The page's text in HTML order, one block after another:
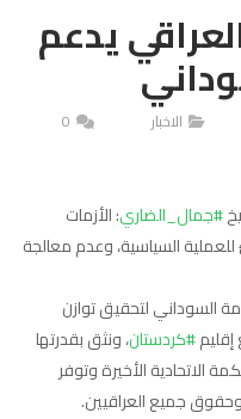
يدعم
الاخبار
0
#جمال_الضاري: الأزمات
للعملية السياسية، وعدم معالجة
السوداني لتحقيق توازن
#كردستان، ونثق بقدرتها
الاتحادية الأخيرة وتوفر
جميع العراقيين.